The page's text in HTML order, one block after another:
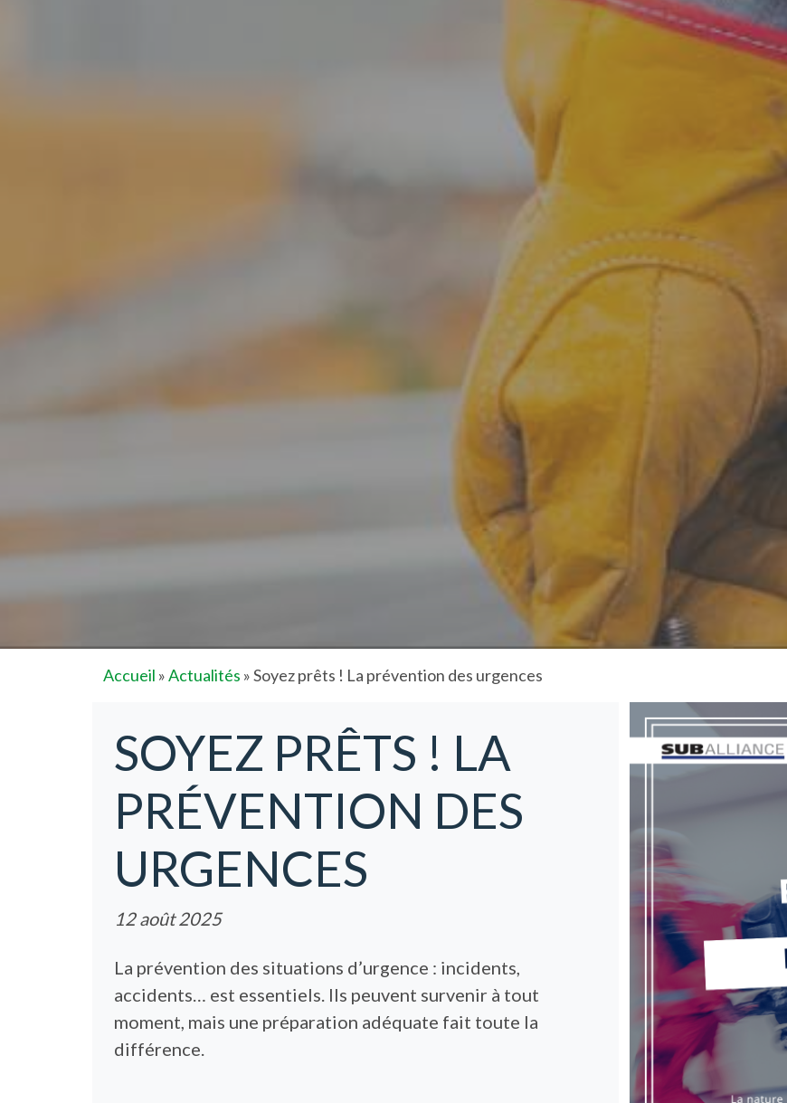
Accueil »Actualités »Soyez prêts ! La prévention des urgences
SOYEZ PRÊTS ! LA
PRÉVENTION DES
URGENCES
12 août 2025
La prévention des situations d’urgence : incidents,
accidents… est essentiels. Ils peuvent survenir à tout
moment, mais une préparation adéquate fait toute la
différence.